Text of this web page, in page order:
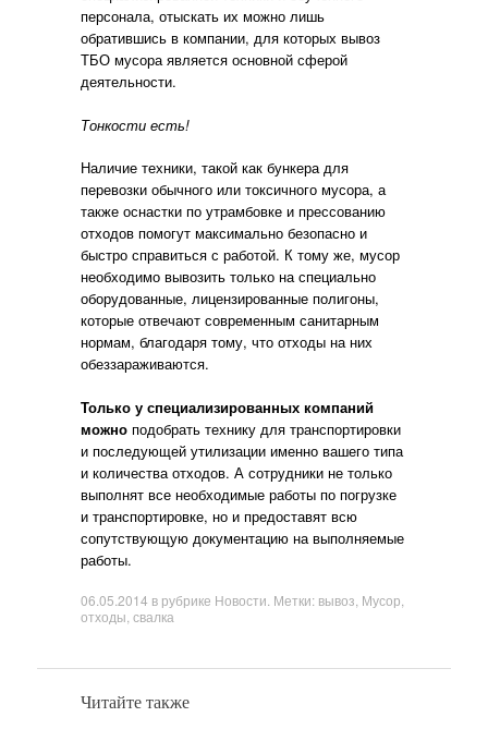
персонала, отыскать их можно лишь
обратившись в компании, для которых вывоз
ТБО мусора является основной сферой
деятельности.
Тонкости есть!
Наличие техники, такой как бункера для
перевозки обычного или токсичного мусора, а
также оснастки по утрамбовке и прессованию
отходов помогут максимально безопасно и
быстро справиться с работой. К тому же, мусор
необходимо вывозить только на специально
оборудованные, лицензированные полигоны,
которые отвечают современным санитарным
нормам, благодаря тому, что отходы на них
обеззараживаются.
Только у специализированных компаний
можноподобрать технику для транспортировки
и последующей утилизации именно вашего типа
и количества отходов. А сотрудники не только
выполнят все необходимые работы по погрузке
и транспортировке, но и предоставят всю
сопутствующую документацию на выполняемые
работы.
06.05.2014 в рубрике Новости . Метки: вывоз Мусор
отходы свалка
Читайте также